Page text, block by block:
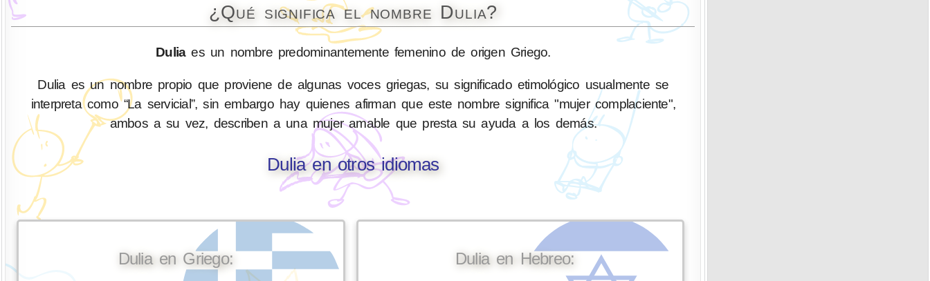
¿Qué significa el nombre Dulia?
Duliaes un nombre predominantemente femenino de origen Griego.
Dulia es un nombre propio que proviene de algunas voces griegas, su significado etimológico usualmente se
interpreta como “La servicial”, sin embargo hay quienes afirman que este nombre significa "mujer complaciente",
ambos a su vez, describen a una mujer amable que presta su ayuda a los demás.
Dulia en otros idiomas
Dulia en Griego: Dulia en Hebreo: